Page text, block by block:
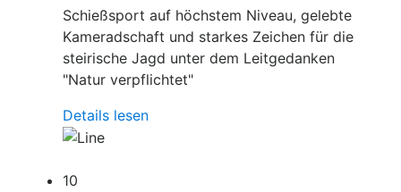
Schießsport auf höchstem Niveau, gelebte
Kameradschaft und starkes Zeichen für die
steirische Jagd unter dem Leitgedanken
"Natur verpflichtet"
Details lesen
10